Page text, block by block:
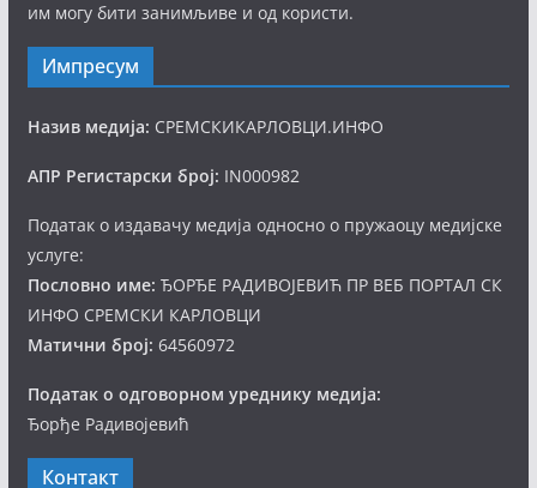
им могу бити занимљиве и од користи.
Импресум
Назив медија: СРЕМСКИКАРЛОВЦИ.ИНФО
АПР Регистарски број: IN000982
Податак о издавачу медија односно о пружаоцу медијске
услуге:
Пословно име: ЂОРЂЕ РАДИВОЈЕВИЋ ПР ВЕБ ПОРТАЛ СК
ИНФО СРЕМСКИ КАРЛОВЦИ
Матични број: 64560972
Податак о одговорном уреднику медија:
Ђорђе Радивојевић
Контакт